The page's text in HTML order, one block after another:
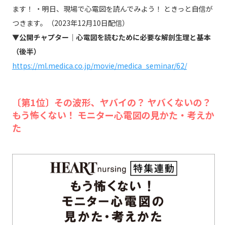
ます！ ・明日、現場で心電図を読んでみよう！ ときっと自信が
つきます。（2023年12月10日配信）
▼公開チャプター｜心電図を読むために必要な解剖生理と基本
（後半）
https://ml.medica.co.jp/movie/medica_seminar/62/
〔第1位〕その波形、ヤバイの？ ヤバくないの？
もう怖くない！ モニター心電図の見かた・考えか
た